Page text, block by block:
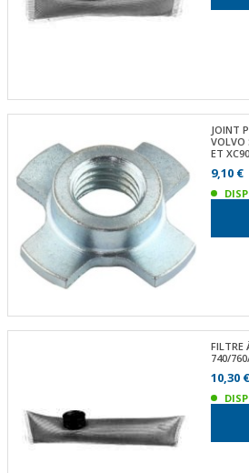
JOINT
VOLVO
ET XC90
9,10 €
FILTRE
740/
10,30 €